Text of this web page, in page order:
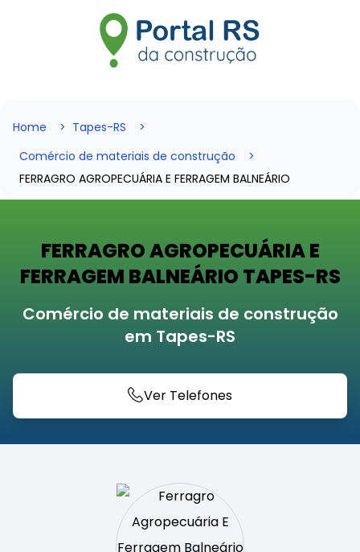
Home
Tapes-RS
Comércio de materiais de construção
FERRAGRO AGROPECUÁRIA E FERRAGEM BALNEÁRIO
FERRAGRO AGROPECUÁRIA E
FERRAGEM BALNEÁRIO TAPES-RS
Comércio de materiais de construção
em Tapes-RS
Ver Telefones